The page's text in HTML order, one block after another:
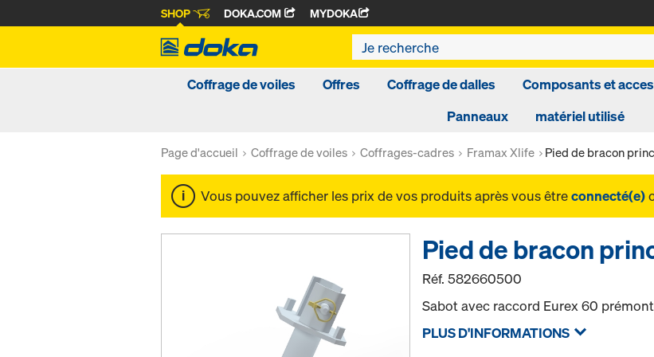
SHOP DOKA.COM MYDOKA
Coffrage de voiles Offres Coffrage de dalles Composants et
Panneaux
matériel utilisé
Page d'accueil Coffrage de voiles Coffrages-cadres Framax Xlife Pied de bracon
Vous pouvez afficher les prix de vos produits après vous êtreconnecté(e)
Pied de bracon
Réf.582660500
Sabot avec raccord Eurex 60
PLUS D'INFORMATIONS